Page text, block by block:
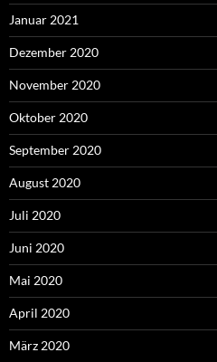
Januar 2021
Dezember 2020
November 2020
Oktober 2020
September 2020
August 2020
Juli 2020
Juni 2020
Mai 2020
April 2020
März 2020